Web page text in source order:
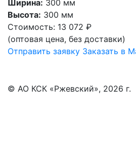
Ширина: 300 мм
Высота: 300 мм
Стоимость: 13 072 ₽
(оптовая цена, без доставки)
Отправить заявку Заказать в
© АО КСК «Ржевский», 2026 г.